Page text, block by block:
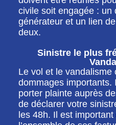
civile soit engagée : un
générateur et un lien
deux.
Sinistre le plus
Le vol et le vandalisme
dommages importants.
porter plainte auprès
de déclarer votre
les 48h. Il est